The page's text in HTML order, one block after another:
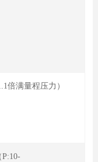
倍满量程压力）
P:10-